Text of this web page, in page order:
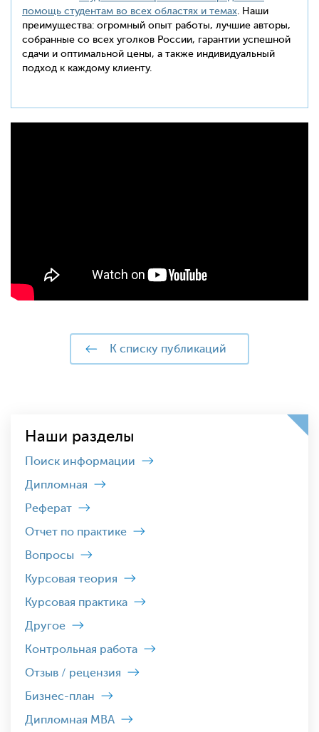
помощь студентам во всех областях и темах. Наши
преимущества: огромный опыт работы, лучшие авторы,
собранные со всех уголков России, гарантии успешной
сдачи и оптимальной цены, а также индивидуальный
подход к каждому клиенту.
к списку публикаций
Наши разделы
Поиск информации
Дипломная
Реферат
Отчет по практике
Вопросы
Курсовая теория
Курсовая практика
Другое
Контрольная работа
Отзыв / рецензия
Бизнес-план
Дипломная MBA